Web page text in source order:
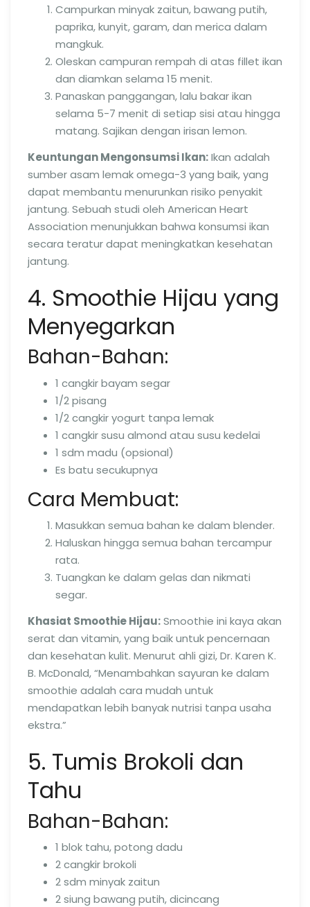
Campurkan minyak zaitun, bawang putih,
paprika, kunyit, garam, dan merica dalam
mangkuk.
Oleskan campuran rempah di atas fillet ikan
dan diamkan selama 15 menit.
Panaskan panggangan, lalu bakar ikan
selama 5-7 menit di setiap sisi atau hingga
matang. Sajikan dengan irisan lemon.
Keuntungan Mengonsumsi Ikan:Ikan adalah
sumber asam lemak omega-3 yang baik, yang
dapat membantu menurunkan risiko penyakit
jantung. Sebuah studi oleh American Heart
Association menunjukkan bahwa konsumsi ikan
secara teratur dapat meningkatkan kesehatan
jantung.
4. Smoothie Hijau yang
Menyegarkan
Bahan-Bahan:
1 cangkir bayam segar
1/2 pisang
1/2 cangkir yogurt tanpa lemak
1 cangkir susu almond atau susu kedelai
1 sdm madu (opsional)
Es batu secukupnya
Cara Membuat:
Masukkan semua bahan ke dalam blender.
Haluskan hingga semua bahan tercampur
rata.
Tuangkan ke dalam gelas dan nikmati
segar.
Khasiat Smoothie Hijau:Smoothie ini kaya akan
serat dan vitamin, yang baik untuk pencernaan
dan kesehatan kulit. Menurut ahli gizi, Dr. Karen K.
B. McDonald, “Menambahkan sayuran ke dalam
smoothie adalah cara mudah untuk
mendapatkan lebih banyak nutrisi tanpa usaha
ekstra.”
5. Tumis Brokoli dan
Tahu
Bahan-Bahan:
1 blok tahu, potong dadu
2 cangkir brokoli
2 sdm minyak zaitun
2 siung bawang putih, dicincang